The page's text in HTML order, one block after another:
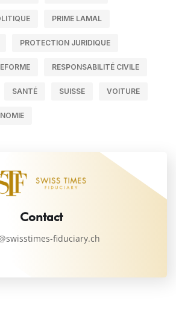
PRIME LAMAL
PROTECTION JURIDIQUE
RESPONSABILITÉ CIVILE
SANTÉ SUISSE VOITURE
Contact
fiduciary.ch